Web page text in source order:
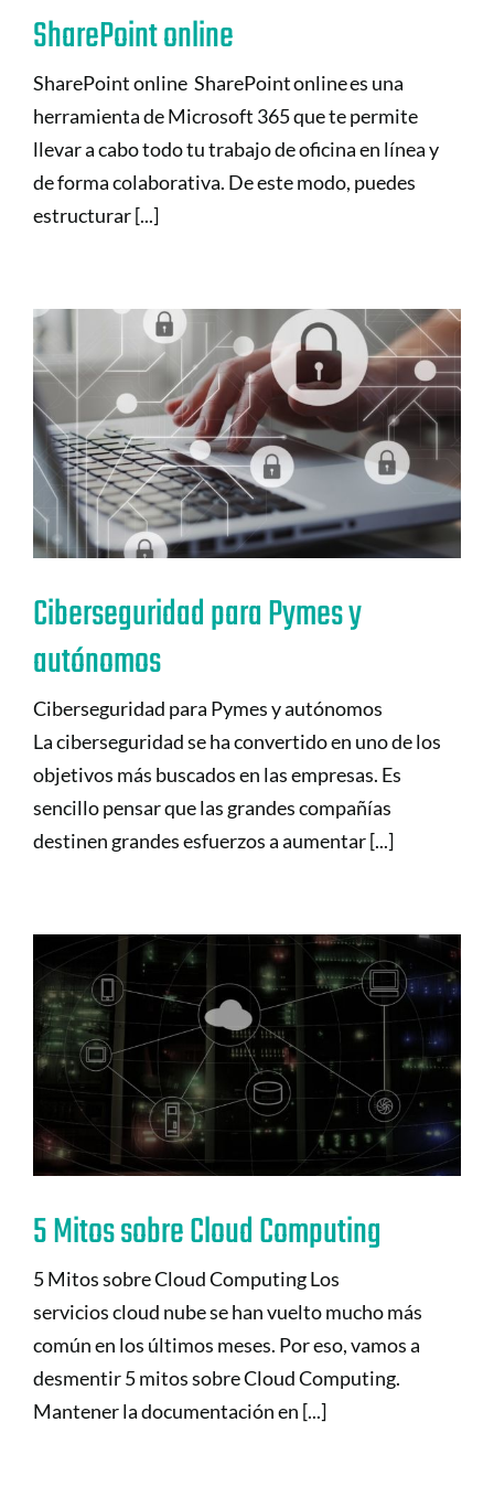
SharePoint online
SharePoint online SharePoint online es una
herramienta de Microsoft 365 que te permite
llevar a cabo todo tu trabajo de oficina en línea y
de forma colaborativa. De este modo, puedes
estructurar [...]
Ciberseguridad para Pymes y
autónomos
Ciberseguridad para Pymes y autónomos
La ciberseguridad se ha convertido en uno de los
objetivos más buscados en las empresas. Es
sencillo pensar que las grandes compañías
destinen grandes esfuerzos a aumentar [...]
5 Mitos sobre Cloud Computing
5 Mitos sobre Cloud Computing Los
servicios cloud nube se han vuelto mucho más
común en los últimos meses. Por eso, vamos a
desmentir 5 mitos sobre Cloud Computing.
Mantener la documentación en [...]